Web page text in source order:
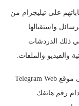
على تيليجرام من
واستقبالها
ذلك الدردشات
والفيديو والملفات.
وللاستخدام تيليجرام ويب، يجب عليك الذهاب إلى موقع Telegram Web
رقم هاتفك